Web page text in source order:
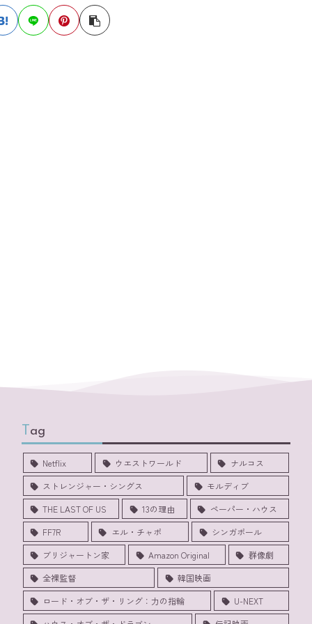
Tag
Netflix ウエストワールド
ナルコス
ストレンジャー・シングス
モルディブ
THE LAST OF US
13の理由
ペーパー・ハウス
FF7R
エル・チャポ
シンガポール
ブリジャートン家
Amazon Original
群像劇
全裸監督
韓国映画
ロード・オブ・ザ・リング：力の指輪
U-NEXT